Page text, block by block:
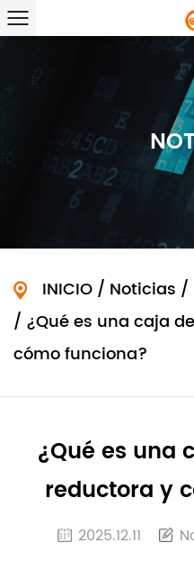
INICIO / Noticias /
/ ¿Qué es una caja
cómo funciona?
¿Qué es una
reductora y
2025.12.11